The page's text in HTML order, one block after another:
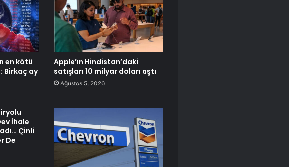
en kötü
Birkaç ay
Apple’ın Hindistan’daki
satışları 10 milyar doları aştı
Ağustos 5, 2026
İhale
Çinli
De